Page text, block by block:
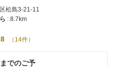
松島3-21-11
: 8.7km
（14件）
でのご予